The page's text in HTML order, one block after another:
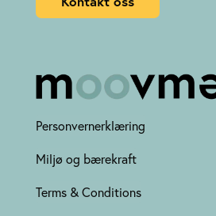
Personvernerklæring
Miljø og bærekraft
Terms & Conditions